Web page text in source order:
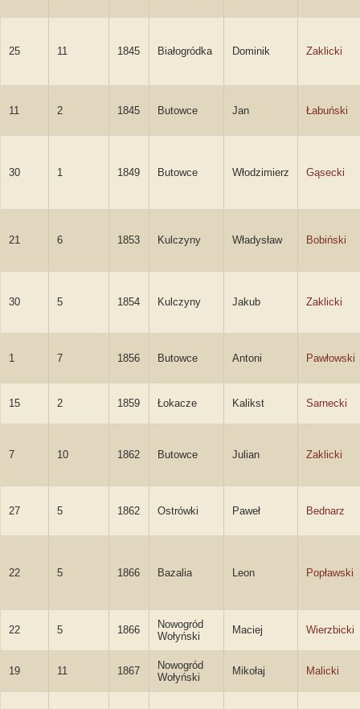
25 11 1845 Białogródka Dominik Zaklicki
11 2 1845 Butowce Jan Łabuński
30 1 1849 Butowce Włodzimierz Gąsecki
21 6 1853 Kulczyny Władysław Bobiński
30 5 1854 Kulczyny Jakub Zaklicki
1 7 1856 Butowce Antoni Pawłowski
15 2 1859 Łokacze Kalikst Sarnecki
7 10 1862 Butowce Julian Zaklicki
27 5 1862 Ostrówki Paweł Bednarz
22 5 1866 Bazalia Leon Popławski
22 5 1866
Nowogród
Wołyński
Maciej Wierzbicki
19 11 1867
Nowogród
Wołyński
Mikołaj Malicki